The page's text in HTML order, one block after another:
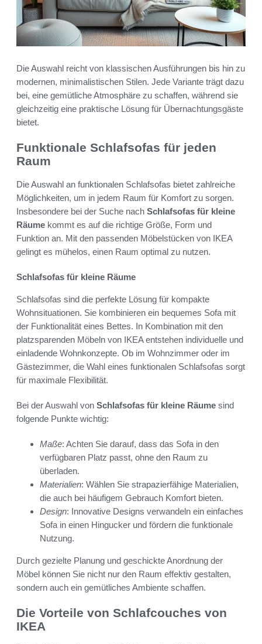
Die Auswahl reicht von klassischen Ausführungen bis hin zu
modernen, minimalistischen Stilen. Jede Variante trägt dazu
bei, eine gemütliche Atmosphäre zu schaffen, während sie
gleichzeitig eine praktische Lösung für Übernachtungsgäste
bietet.
Funktionale Schlafsofas für jeden
Raum
Die Auswahl an funktionalen Schlafsofas bietet zahlreiche
Möglichkeiten, um in jedem Raum für Komfort zu sorgen.
Insbesondere bei der Suche nach Schlafsofas für kleine
Räume kommt es auf die richtige Größe, Form und
Funktion an. Mit den passenden Möbelstücken von IKEA
gelingt es mühelos, einen Raum optimal zu nutzen.
Schlafsofas für kleine Räume
Schlafsofas sind die perfekte Lösung für kompakte
Wohnsituationen. Sie kombinieren ein bequemes Sofa mit
der Funktionalität eines Bettes. In Kombination mit den
platzsparenden Möbeln von IKEA entstehen individuelle und
einladende Wohnkonzepte. Ob im Wohnzimmer oder im
Gästezimmer, die Wahl eines funktionalen Schlafsofas sorgt
für maximale Flexibilität.
Bei der Auswahl von Schlafsofas für kleine Räume sind
folgende Punkte wichtig:
Maße: Achten Sie darauf, dass das Sofa in den
verfügbaren Platz passt, ohne den Raum zu
überladen.
Materialien: Wählen Sie strapazierfähige Materialien,
die auch bei häufigem Gebrauch Komfort bieten.
Design: Innovative Designs verwandeln ein einfaches
Sofa in einen Hingucker und fördern die funktionale
Nutzung.
Durch gezielte Planung und geschickte Anordnung der
Möbel können Sie nicht nur den Raum effektiv gestalten,
sondern auch ein gemütliches Ambiente schaffen.
Die Vorteile von Schlafcouches von
IKEA